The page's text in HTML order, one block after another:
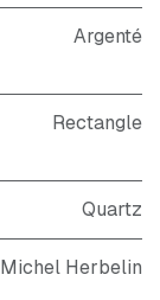
Argenté
Rectangle
Quartz
Michel Herbelin